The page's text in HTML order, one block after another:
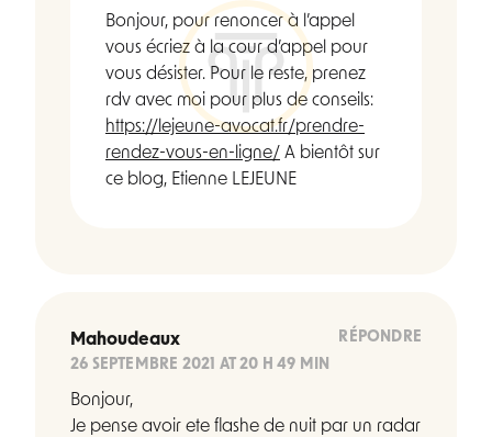
Bonjour, pour renoncer à l’appel
vous écriez à la cour d’appel pour
vous désister. Pour le reste, prenez
rdv avec moi pour plus de conseils:
https://lejeune-avocat.fr/prendre-
rendez-vous-en-ligne/ A bientôt sur
ce blog, Etienne LEJEUNE
Mahoudeaux
26 SEPTEMBRE 2021 AT 20 H 49 MIN
RÉPONDRE
Bonjour,
Je pense avoir ete flashe de nuit par un radar